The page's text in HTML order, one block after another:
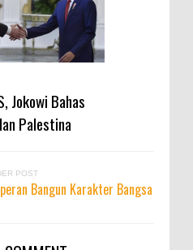
Jokowi Bahas
Palestina
POST
Bangun Karakter Bangsa